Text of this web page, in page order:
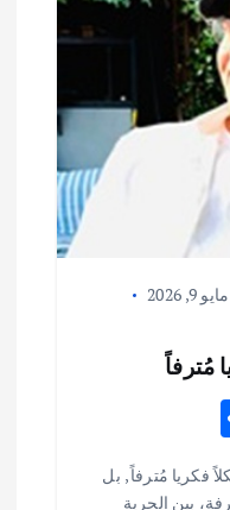
9, 2026
مُترفاً
S
h
ar
فكريا مُترفاً , بل
بين الحرية
الاماراتية